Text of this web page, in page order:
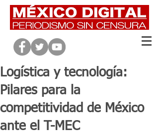
Logística y tecnología:
Pilares para la
competitividad de México
ante el T-MEC